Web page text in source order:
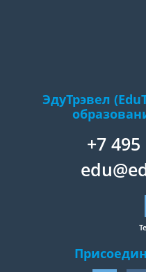
ЭдуТрэвел
+7